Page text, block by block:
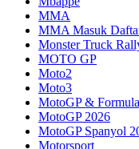
MMA
MMA Masuk
Monster Truck
MOTO GP
Moto2
Moto3
MotoGP &
MotoGP 2026
MotoGP Spanyol
Motorsport